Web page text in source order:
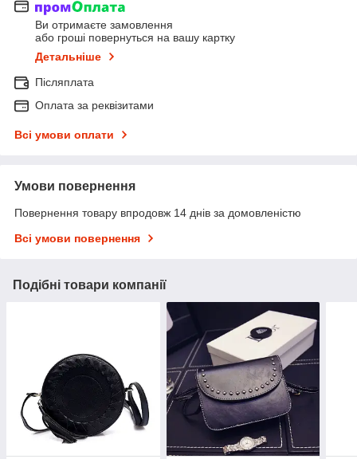
Ви отримаєте замовлення
або гроші повернуться на вашу картку
Детальніше
Післяплата
Оплата за реквізитами
Всі умови оплати
Умови повернення
Повернення товару впродовж 14 днів за домовленістю
Всі умови повернення
Подібні товари компанії